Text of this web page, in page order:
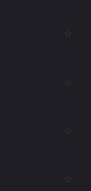
☆
☆
☆
☆